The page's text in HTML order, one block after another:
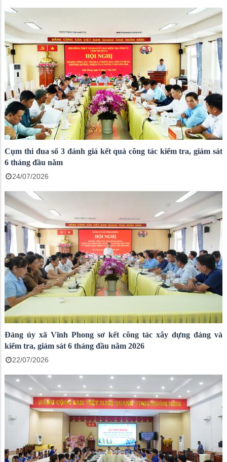
Cụm thi đua số 3 đánh giá kết quả công tác kiểm tra, giám sát
6 tháng đầu năm
24/07/2026
Đảng ủy xã Vĩnh Phong sơ kết công tác xây dựng đảng và
kiểm tra, giám sát 6 tháng đầu năm 2026
22/07/2026